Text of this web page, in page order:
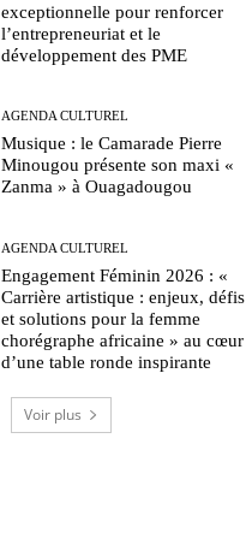
exceptionnelle pour renforcer
l’entrepreneuriat et le
développement des PME
AGENDA CULTUREL
Musique : le Camarade Pierre
Minougou présente son maxi «
Zanma » à Ouagadougou
AGENDA CULTUREL
Engagement Féminin 2026 : «
Carrière artistique : enjeux, défis
et solutions pour la femme
chorégraphe africaine » au cœur
d’une table ronde inspirante
Voir plus